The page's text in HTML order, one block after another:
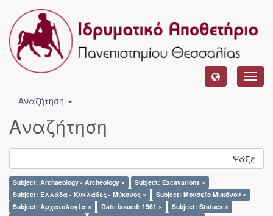
Αναζήτηση
Αναζήτηση
Ψάξε
Subject: Archaeology - Archeology ×
Subject: Excavations ×
Subject: Ελλάδα - Κυκλάδες - Μύκονος ×
Subject: Μουσείο Μυκόνου ×
Subject: Αρχαιολογία ×
Date issued: 1961 ×
Subject: Statues ×